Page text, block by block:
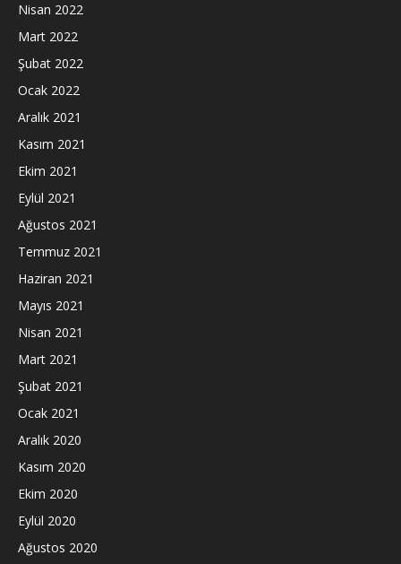
Nisan 2022
Mart 2022
Şubat 2022
Ocak 2022
Aralık 2021
Kasım 2021
Ekim 2021
Eylül 2021
Ağustos 2021
Temmuz 2021
Haziran 2021
Mayıs 2021
Nisan 2021
Mart 2021
Şubat 2021
Ocak 2021
Aralık 2020
Kasım 2020
Ekim 2020
Eylül 2020
Ağustos 2020